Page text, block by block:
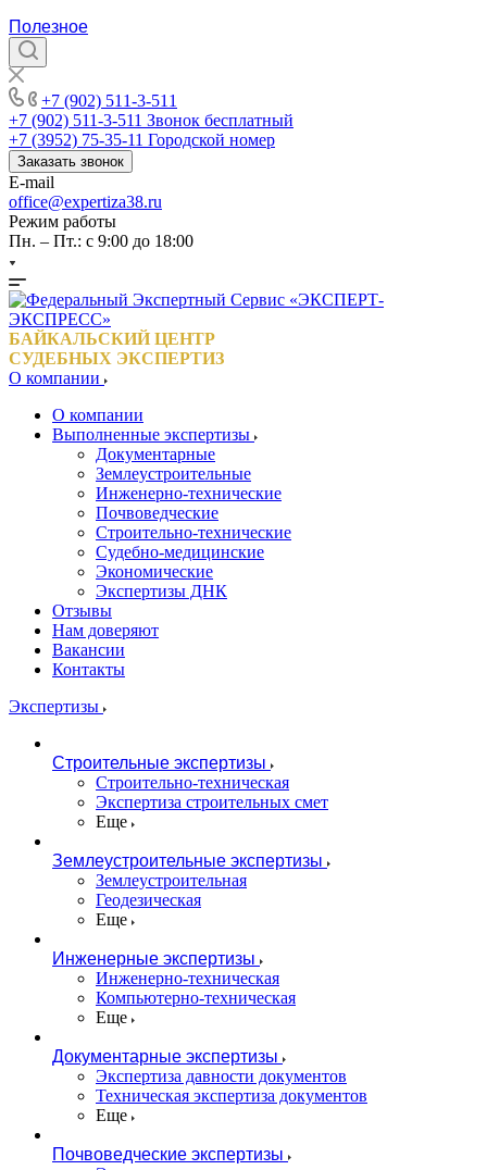
Полезное
+7 (902) 511-3-511
+7 (902) 511-3-511 Звонок бесплатный
+7 (3952) 75-35-11 Городской номер
Заказать звонок
E-mail
office@expertiza38.ru
Режим работы
Пн. – Пт.: с 9:00 до 18:00
БАЙКАЛЬСКИЙ ЦЕНТР
СУДЕБНЫХ ЭКСПЕРТИЗ
О компании
О компании
Выполненные экспертизы
Документарные
Землеустроительные
Инженерно-технические
Почвоведческие
Строительно-технические
Судебно-медицинские
Экономические
Экспертизы ДНК
Отзывы
Нам доверяют
Вакансии
Контакты
Экспертизы
Строительные экспертизы
Строительно-техническая
Экспертиза строительных смет
Еще
Землеустроительные экспертизы
Землеустроительная
Геодезическая
Еще
Инженерные экспертизы
Инженерно-техническая
Компьютерно-техническая
Еще
Документарные экспертизы
Экспертиза давности документов
Техническая экспертиза документов
Еще
Почвоведческие экспертизы